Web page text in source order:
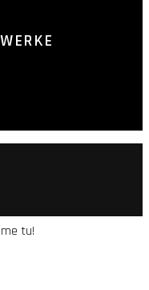
tu!